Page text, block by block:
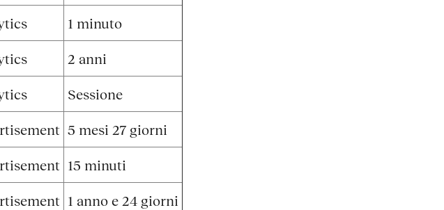
1 minuto
2 anni
Sessione
5 mesi 27 giorni
15 minuti
1 anno e 24 giorni